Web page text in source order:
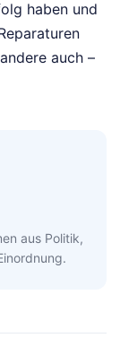
haben und
auch –
aus Politik,